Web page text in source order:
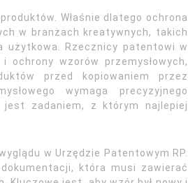
Właśnie dlatego ochrona
w branżach kreatywnych, takich
użytkowa. Rzecznicy patentowi w
wzorów przemysłowych,
przed kopiowaniem przez
wymaga precyzyjnego
zadaniem, z którym najlepiej
w Urzędzie Patentowym RP.
która musi zawierać